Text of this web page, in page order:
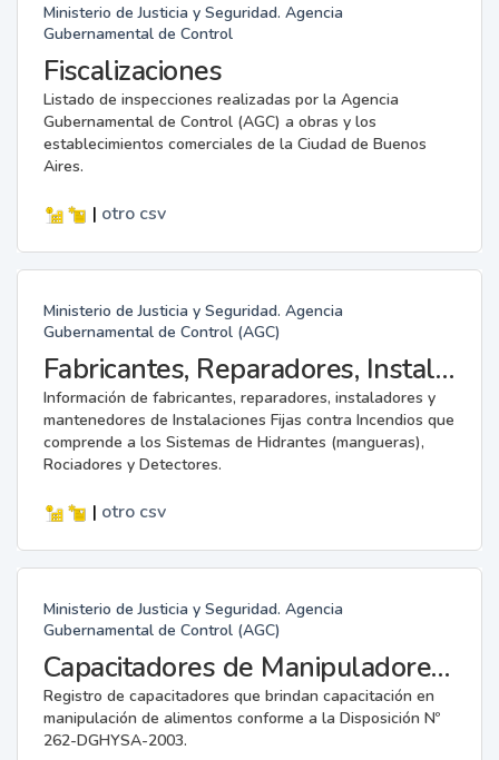
Ministerio de Justicia y Seguridad. Agencia
Gubernamental de Control
Fiscalizaciones
Listado de inspecciones realizadas por la Agencia
Gubernamental de Control (AGC) a obras y los
establecimientos comerciales de la Ciudad de Buenos
Aires.
| otro csv
Ministerio de Justicia y Seguridad. Agencia
Gubernamental de Control (AGC)
Fabricantes, Reparadores, Instaladores y Mantenedores de Instalaciones Fijas contra Incendios.
Información de fabricantes, reparadores, instaladores y
mantenedores de Instalaciones Fijas contra Incendios que
comprende a los Sistemas de Hidrantes (mangueras),
Rociadores y Detectores.
| otro csv
Ministerio de Justicia y Seguridad. Agencia
Gubernamental de Control (AGC)
Capacitadores de Manipuladores de Alimentos.
Registro de capacitadores que brindan capacitación en
manipulación de alimentos conforme a la Disposición Nº
262-DGHYSA-2003.